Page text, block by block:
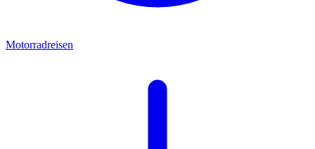
Motorradreisen